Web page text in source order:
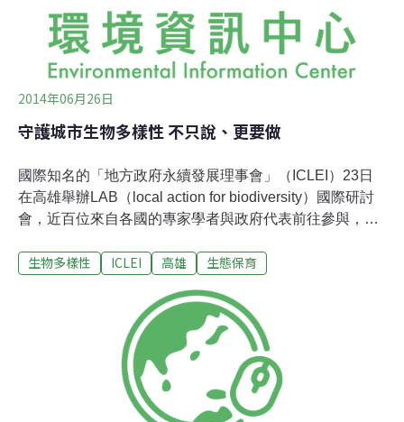
議題。
2014年06月26日
守護城市生物多樣性 不只說、更要做
國際知名的「地方政府永續發展理事會」（ICLEI）23日
在高雄舉辦LAB（local action for biodiversity）國際研討
會，近百位來自各國的專家學者與政府代表前往參與，討
府進行政策配套。ICLEI：保護生物多樣性，就是保護人類
多樣性而言，不單單只是一個挑戰，它更是一個機會。
Avlonitis提醒，豐富的生物多樣性是可以與都市並存的，
一個具良好生物多樣性的都市，不僅對人體健康非常有幫
助，生物棲地也相對健康，人們的生活品質也會隨之提
升，甚至可以說，「保護生物多樣性就是保護人類」。
Avlonitis進一步解釋，不論在現在還是未來，維持良好的
生物多樣性 ICLEI 高雄 生態保育